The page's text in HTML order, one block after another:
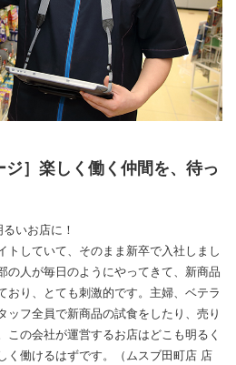
ジ］楽しく働く仲間を、待っ
いお店に！
トしていて、そのまま新卒で入社しまし
の人が毎日のようにやってきて、新商品
おり、とても刺激的です。主婦、ベテラ
ッフ全員で新商品の試食をしたり、売り
この会社が運営するお店はどこも明るく
く働けるはずです。（ムスブ田町店 店